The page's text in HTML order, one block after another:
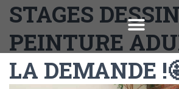
STAGES DESSIN
PEINTURE
LA DEMANDE